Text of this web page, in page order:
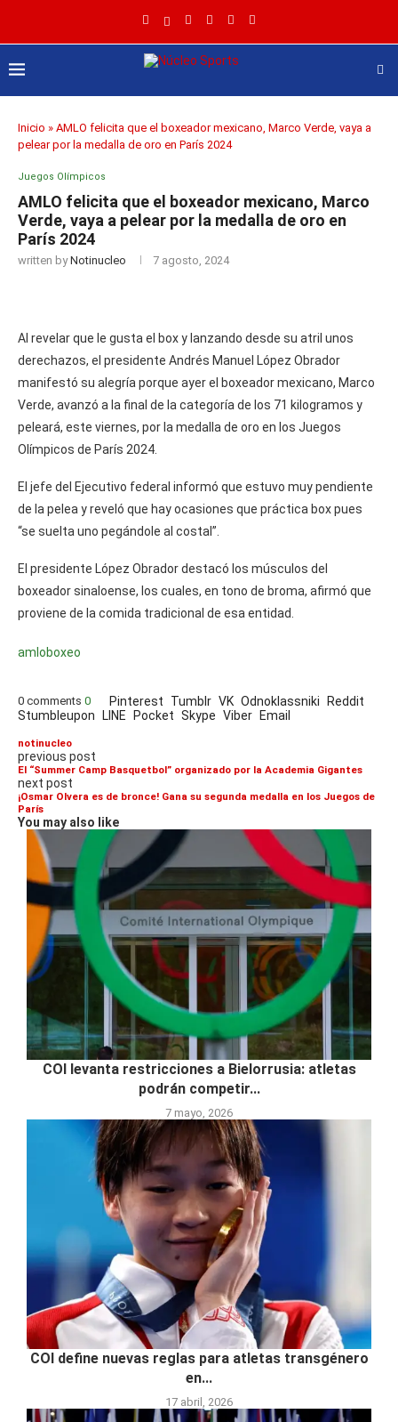
Inicio » AMLO felicita que el boxeador mexicano, Marco Verde, vaya a
pelear por la medalla de oro en París 2024
Juegos Olímpicos
AMLO felicita que el boxeador mexicano, Marco
Verde, vaya a pelear por la medalla de oro en
París 2024
written byNotinucleo 7 agosto, 2024
Al revelar que le gusta el box y lanzando desde su atril unos
derechazos, el presidente Andrés Manuel López Obrador
manifestó su alegría porque ayer el boxeador mexicano, Marco
Verde, avanzó a la final de la categoría de los 71 kilogramos y
peleará, este viernes, por la medalla de oro en los Juegos
Olímpicos de París 2024.
El jefe del Ejecutivo federal informó que estuvo muy pendiente
de la pelea y reveló que hay ocasiones que práctica box pues
“se suelta uno pegándole al costal”.
El presidente López Obrador destacó los músculos del
boxeador sinaloense, los cuales, en tono de broma, afirmó que
proviene de la comida tradicional de esa entidad.
amloboxeo
0 comments 0 Pinterest Tumblr VK Odnoklassniki
Reddit
Stumbleupon
LINE Pocket Skype Viber Email
notinucleo
previous post
El “Summer Camp Basquetbol” organizado por la Academia Gigantes
next post
¡Osmar Olvera es de bronce! Gana su segunda medalla en los Juegos de
París
You may also like
COI levanta restricciones a Bielorrusia: atletas
podrán competir...
7 mayo, 2026
COI define nuevas reglas para atletas transgénero
en...
17 abril, 2026